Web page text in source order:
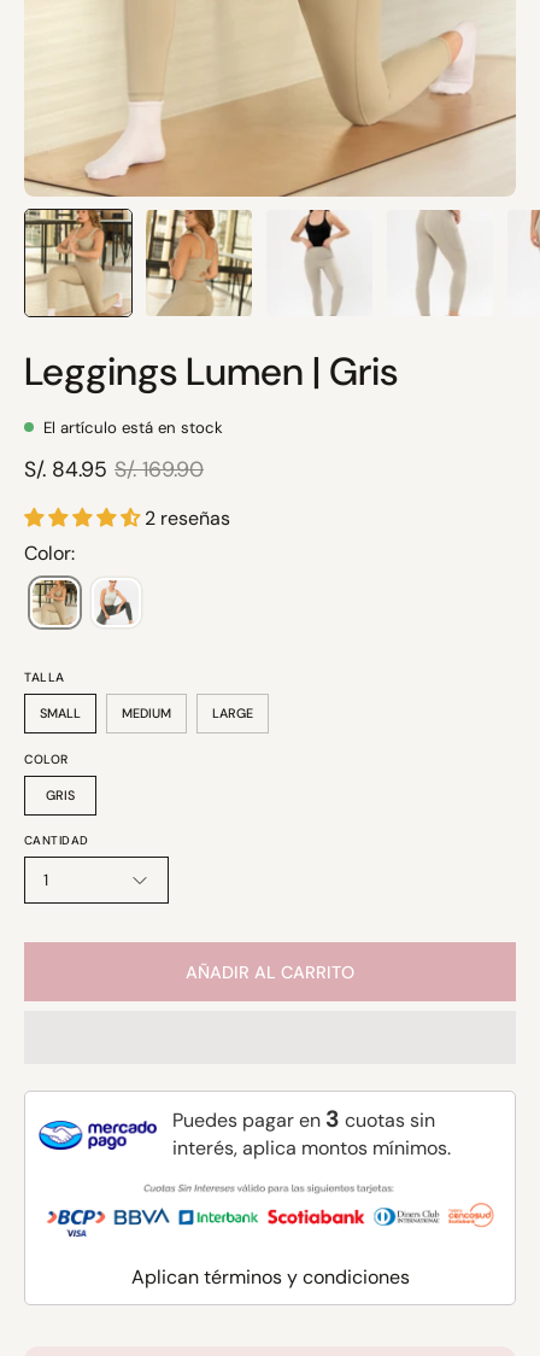
Leggings Lumen | Gris
El artículo está en stock
S/. 84.95 S/. 169.90
2 reseñas
Color:
TALLA
SMALL MEDIUM LARGE
COLOR
GRIS
CANTIDAD
1
AÑADIR AL CARRITO
Puedes pagar en 3 cuotas sin
interés, aplica montos mínimos.
Aplican términos y condiciones